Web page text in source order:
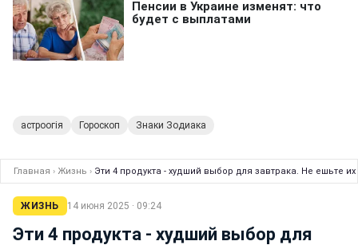
астроогія Гороскоп Знаки Зодиака
Главная › Жизнь › Эти 4 продукта - худший выбор для завтрака. Не ешьте
ЖИЗНЬ 14 июня 2025 · 09:24
Эти 4 продукта - худший выбор для